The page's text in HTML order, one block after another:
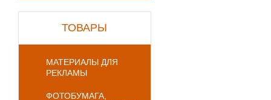
ТОВАРЫ
МАТЕРИАЛЫ ДЛЯ
РЕКЛАМЫ
ФОТОБУМАГА,